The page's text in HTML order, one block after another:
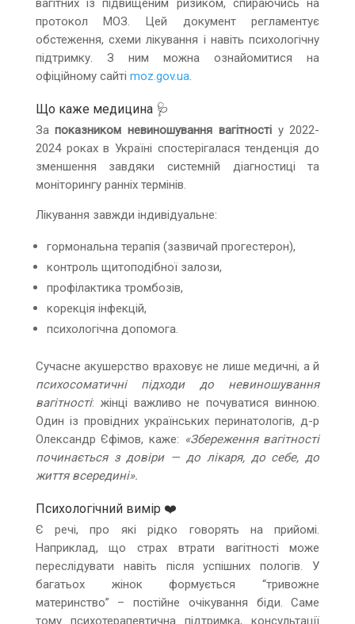
вагітних із підвищеним ризиком, спираючись на
протокол МОЗ. Цей документ регламентує
обстеження, схеми лікування і навіть психологічну
підтримку. З ним можна ознайомитися на
офіційному сайті moz.gov.ua.
Що каже медицина 🩺
Запоказником невиношування вагітностіу 2022-
2024 роках в Україні спостерігалася тенденція до
зменшення завдяки системній діагностиці та
моніторингу ранніх термінів.
Лікування завжди індивідуальне:
гормональна терапія (зазвичай прогестерон),
контроль щитоподібної залози,
профілактика тромбозів,
корекція інфекцій,
психологічна допомога.
Сучасне акушерство враховує не лише медичні, а й
психосоматичні підходи до невиношування
вагітності: жінці важливо не почуватися винною.
Один із провідних українських перинатологів, д-р
Олександр Єфімов, каже: «Збереження вагітності
починається з довіри — до лікаря, до себе, до
життя всередині».
Психологічний вимір ❤️
Є речі, про які рідко говорять на прийомі.
Наприклад, що страх втрати вагітності може
переслідувати навіть після успішних пологів. У
багатьох жінок формується “тривожне
материнство” – постійне очікування біди. Саме
тому психотерапевтична підтримка, консультації